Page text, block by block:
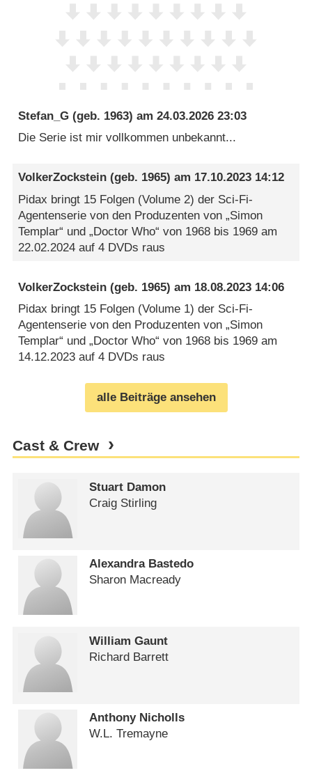
Stefan_G (geb. 1963) am24.03.2026 23:03
Die Serie ist mir vollkommen unbekannt...
VolkerZockstein (geb. 1965) am 17.10.2023 14:12
Pidax bringt 15 Folgen (Volume 2) der Sci-Fi-
Agentenserie von den Produzenten von „Simon
Templar“ und „Doctor Who“ von 1968 bis 1969 am
22.02.2024 auf 4 DVDs raus
VolkerZockstein (geb. 1965) am 18.08.2023 14:06
Pidax bringt 15 Folgen (Volume 1) der Sci-Fi-
Agentenserie von den Produzenten von „Simon
Templar“ und „Doctor Who“ von 1968 bis 1969 am
14.12.2023 auf 4 DVDs raus
alle Beiträge ansehen
Cast & Crew
Stuart Damon
Craig Stirling
Alexandra Bastedo
Sharon Macready
William Gaunt
Richard Barrett
Anthony Nicholls
W.L. Tremayne